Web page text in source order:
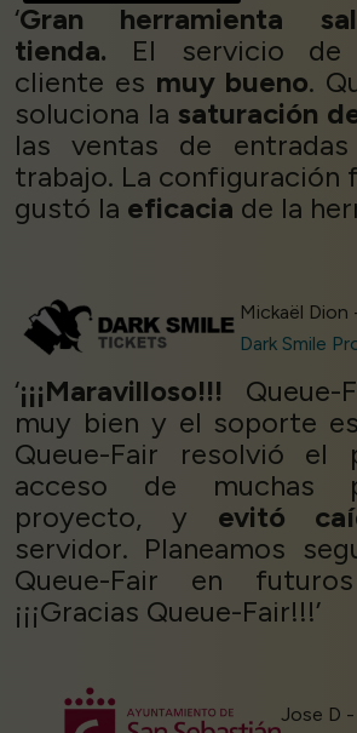
‘Gran herramienta
tienda. El servicio de
cliente es muy bueno.
soluciona la saturación
las ventas de
trabajo. La configuración
gustó la eficacia de la
Mickaël
Dark Smile
‘¡¡¡Maravilloso!!! Queue-
muy bien y el soporte
Queue-Fair resolvió el
acceso de muchas
proyecto, y evitó
servidor. Planeamos
Queue-Fair en
¡¡¡Gracias Queue-Fair!!!’
Jose D